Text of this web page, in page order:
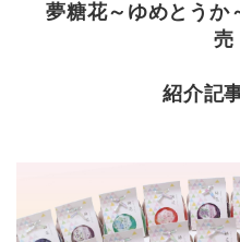
夢糖花～ゆめとう
売
紹介記